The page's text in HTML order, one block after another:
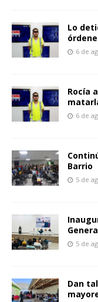
Lo
6 de
Rocía
6 de
Barrio
5 de
5 de
Dan